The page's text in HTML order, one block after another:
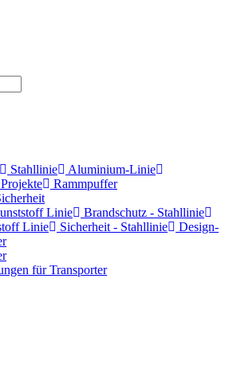
Stahllinie
Aluminium-Linie
Rammpuffer
Linie
Brandschutz - Stahllinie
Linie
Sicherheit - Stahllinie
Design-
für Transporter